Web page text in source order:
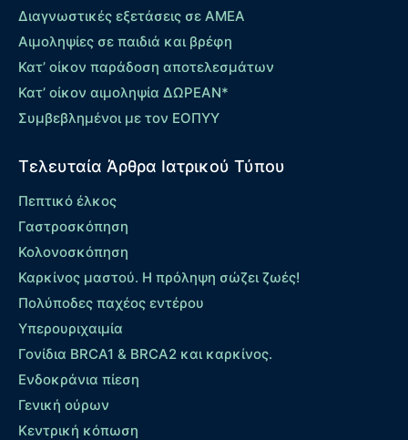
Διαγνωστικές εξετάσεις σε ΑΜΕΑ
Αιμοληψίες σε παιδιά και βρέφη
Κατ’ οίκον παράδοση αποτελεσμάτων
Κατ’ οίκον αιμοληψία ΔΩΡΕΑΝ*
Συμβεβλημένοι με τον ΕΟΠΥΥ
Τελευταία Άρθρα Ιατρικού Τύπου
Πεπτικό έλκος
Γαστροσκόπηση
Κολονοσκόπηση
Καρκίνος μαστού. Η πρόληψη σώζει ζωές!
Πολύποδες παχέος εντέρου
Yπερουριχαιμία
Γονίδια BRCA1 & BRCA2 και καρκίνος.
Ενδοκράνια πίεση
Γενική ούρων
Κεντρική κόπωση